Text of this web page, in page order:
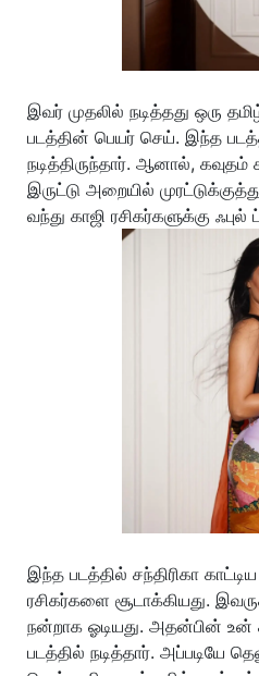
இவர் முதலில் நடித்தது ஒரு
படத்தின் பெயர் செய். இந்த
நடித்திருந்தார். ஆனால், கவுதம்
இருட்டு அறையில்
வந்து காஜி ரசிகர்களுக்கு
இந்த படத்தில் சந்திரிகா
ரசிகர்களை சூடாக்கியது.
நன்றாக ஓடியது. அதன்பின் உன்
படத்தில் நடித்தார். அப்படியே